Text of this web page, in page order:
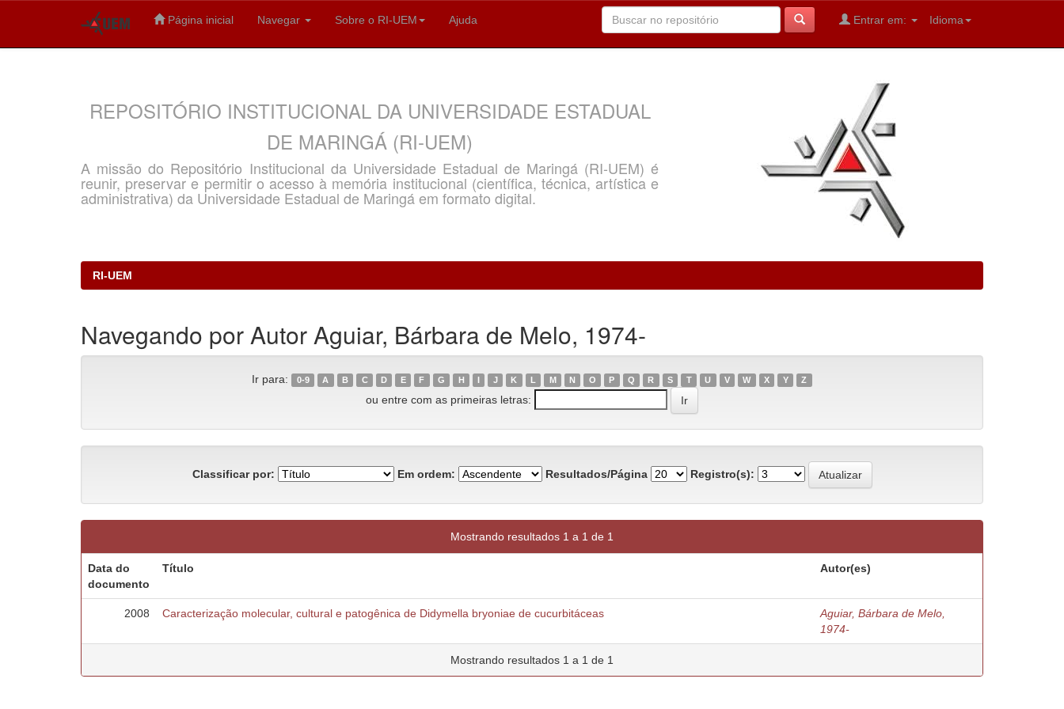
Página inicial Navegar Sobre o RI-UEM Ajuda Idioma
Entrar em:
REPOSITÓRIO INSTITUCIONAL DA UNIVERSIDADE ESTADUAL
DE MARINGÁ (RI-UEM)
A missão do Repositório Institucional da Universidade Estadual de Maringá (RI-UEM) é
reunir, preservar e permitir o acesso à memória institucional (científica, técnica, artística e
administrativa) da Universidade Estadual de Maringá em formato digital.
RI-UEM
Navegando por Autor Aguiar, Bárbara de Melo, 1974-
Ir para: 0-9 A B C D E F G H I J K L M N O P Q R S T U V W X Y Z
ou entre com as primeiras letras:
Classificar por: Em ordem: Resultados/Página Registro(s):
Mostrando resultados 1 a 1 de 1
Data do
documento
Título Autor(es)
2008 Caracterização molecular, cultural e patogênica de Didymella bryoniae de cucurbitáceas
Aguiar, Bárbara de Melo,
1974-
Mostrando resultados 1 a 1 de 1